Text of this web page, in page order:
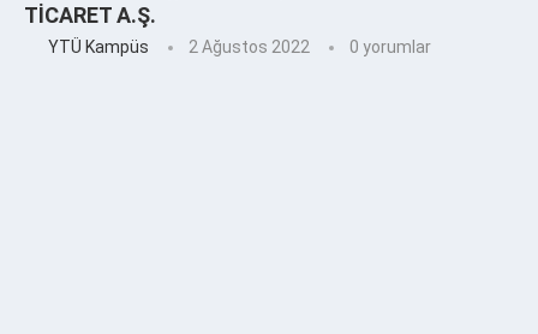
TİCARET A.Ş.
YTÜ Kampüs 2 Ağustos 2022 0 yorumlar